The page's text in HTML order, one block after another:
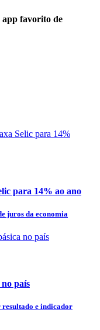
app favorito de
para 14% ao ano
juros da economia
país
resultado e indicador